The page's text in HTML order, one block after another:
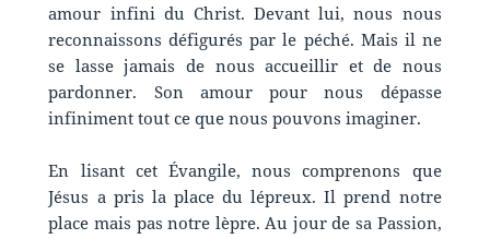
amour infini du Christ. Devant lui, nous nous
reconnaissons défigurés par le péché. Mais il ne
se lasse jamais de nous accueillir et de nous
pardonner. Son amour pour nous dépasse
infiniment tout ce que nous pouvons imaginer.
En lisant cet Évangile, nous comprenons que
Jésus a pris la place du lépreux. Il prend notre
place mais pas notre lèpre. Au jour de sa Passion,